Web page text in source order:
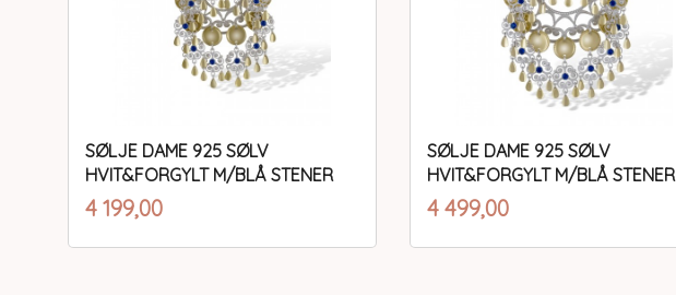
SØLJE DAME 925 SØLV
HVIT&FORGYLT M/BLÅ STENER
Pris
4 199,00
SØLJE DAME 925 SØLV
HVIT&FORGYLT M/BLÅ STENER
Pris
4 499,00inkl.
mva.